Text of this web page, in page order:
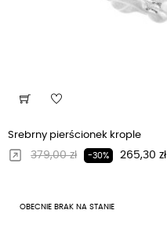
Srebrny pierścionek krople
Regularna cena
379,00 zł -30% Cena
265,30 zł
OBECNIE BRAK NA STANIE